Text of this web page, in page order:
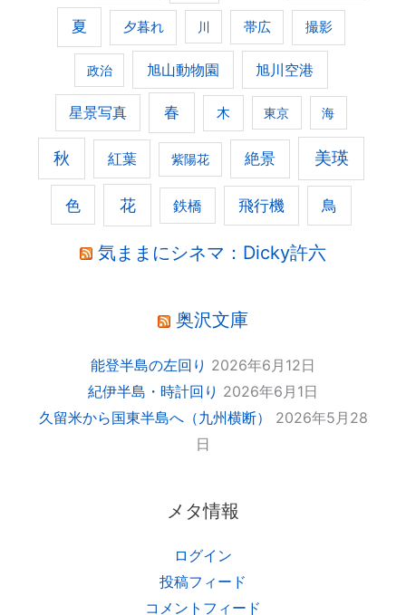
夏 夕暮れ 川 帯広 撮影
政治 旭山動物園 旭川空港
星景写真 春 木 東京 海
秋 紅葉 紫陽花 絶景 美瑛
色 花 鉄橋 飛行機 鳥
気ままにシネマ：Dicky許六
奥沢文庫
能登半島の左回り 2026年6月12日
紀伊半島・時計回り 2026年6月1日
久留米から国東半島へ（九州横断）
2026年5月28
日
メタ情報
ログイン
投稿フィード
コメントフィード